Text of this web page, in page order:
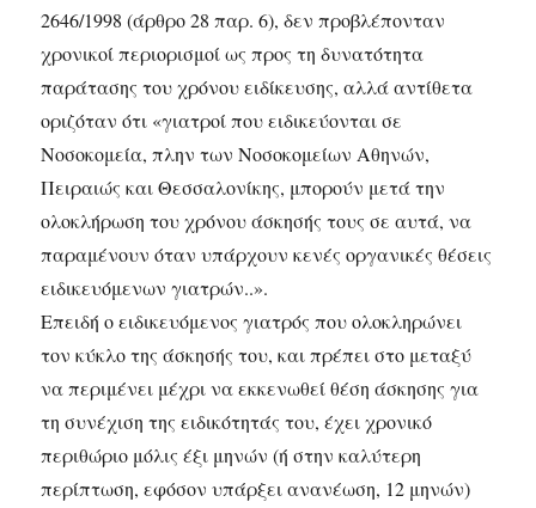
2646/1998 (άρθρο 28 παρ. 6), δεν προβλέπονταν
χρονικοί περιορισμοί ως προς τη δυνατότητα
παράτασης του χρόνου ειδίκευσης, αλλά αντίθετα
οριζόταν ότι «γιατροί που ειδικεύονται σε
Νοσοκομεία, πλην των Νοσοκομείων Αθηνών,
Πειραιώς και Θεσσαλονίκης, μπορούν μετά την
ολοκλήρωση του χρόνου άσκησής τους σε αυτά, να
παραμένουν όταν υπάρχουν κενές οργανικές θέσεις
ειδικευόμενων γιατρών..».
Επειδή ο ειδικευόμενος γιατρός που ολοκληρώνει
τον κύκλο της άσκησής του, και πρέπει στο μεταξύ
να περιμένει μέχρι να εκκενωθεί θέση άσκησης για
τη συνέχιση της ειδικότητάς του, έχει χρονικό
περιθώριο μόλις έξι μηνών (ή στην καλύτερη
περίπτωση, εφόσον υπάρξει ανανέωση, 12 μηνών)